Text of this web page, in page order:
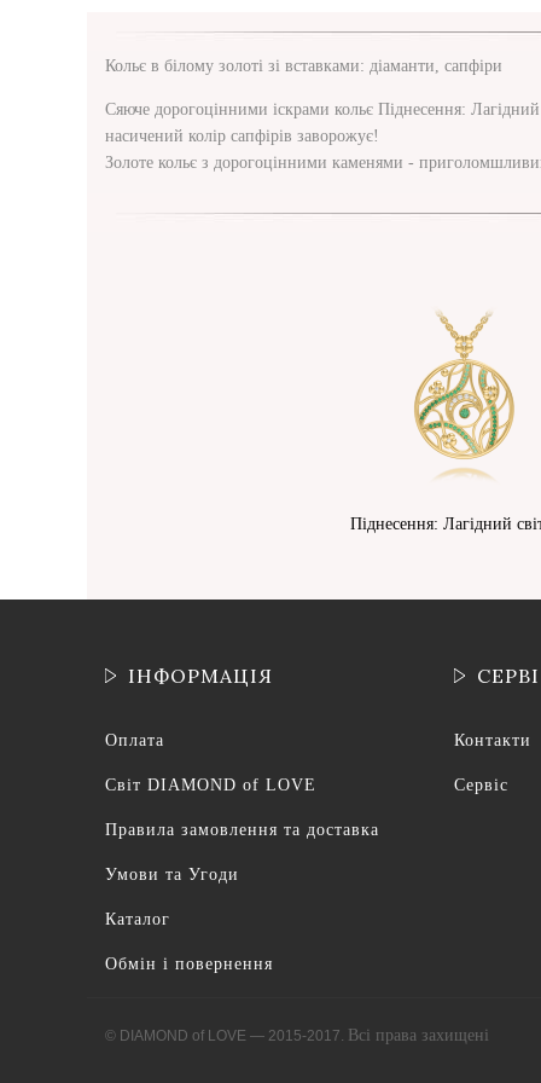
Кольє в білому золоті зі вставками: діаманти, сапфіри
Сяюче дорогоцінними іскрами кольє Піднесення:
насичений колір сапфірів заворожує!
Золоте кольє з дорогоцінними каменями -
Піднесення: Лагідний
ІНФОРМАЦІЯ
Оплата
Світ DIAMOND of LOVE
Правила замовлення та доставка
Умови та Угоди
Каталог
Обмін і повернення
Контакти
Сервіс
© DIAMOND of LOVE — 2015-2017. Всі права захищені